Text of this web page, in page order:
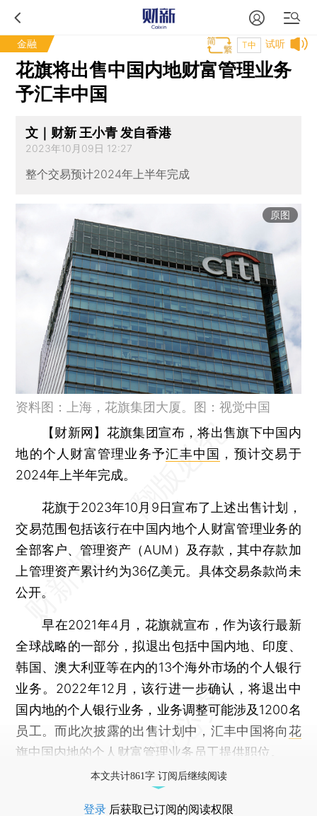
金融 试听
T中
花旗将出售中国内地财富管理业务
予汇丰中国
文｜财新 王小青 发自香港
2023年10月09日 12:27
整个交易预计2024年上半年完成
原图
资料图：上海，花旗集团大厦。图：视觉中国
【财新网】 花旗集团宣布，将出售旗下中国内
地的个人财富管理业务予汇丰中国 ，预计交易于
2024年上半年完成。
花旗于2023年10月9日宣布了上述出售计划，
交易范围包括该行在中国内地个人财富管理业务的
全部客户、管理资产（AUM）及存款，其中存款加
上管理资产累计约为36亿美元。具体交易条款尚未
公开。
早在2021年4月，花旗就宣布，作为该行最新
全球战略的一部分，拟退出包括中国内地、印度、
韩国、澳大利亚等在内的13个海外市场的个人银行
业务。2022年12月，该行进一步确认，将退出中
国内地的个人银行业务，业务调整可能涉及1200名
员工。而此次披露的出售计划中，汇丰中国将向花
旗中国内地的个人财富管理业务员工提供职位。
本文共计861字 订阅后继续阅读
登录 后获取已订阅的阅读权限